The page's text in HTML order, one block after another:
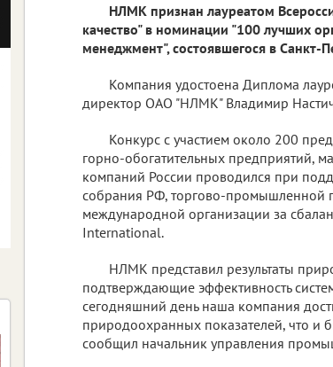
НЛМК признан лауреатом
качество" в номинации "100 лучших
менеджмент", состоявшегося в Санкт-
Компания удостоена Диплома
директор ОАО "НЛМК" Владимир
Конкурс с участием около 200
горно-обогатительных предприятий,
компаний России проводился при
собрания РФ, торгово-промышленной
международной организации за
International.
НЛМК представил результаты
подтверждающие эффективность
сегодняшний день наша компания
природоохранных показателей, что и
сообщил начальник управления